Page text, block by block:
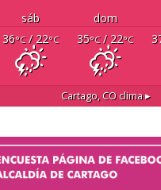
sáb
dom
36°C/ 22°C 35°C/ 22°C
Cartago, COclima ▸